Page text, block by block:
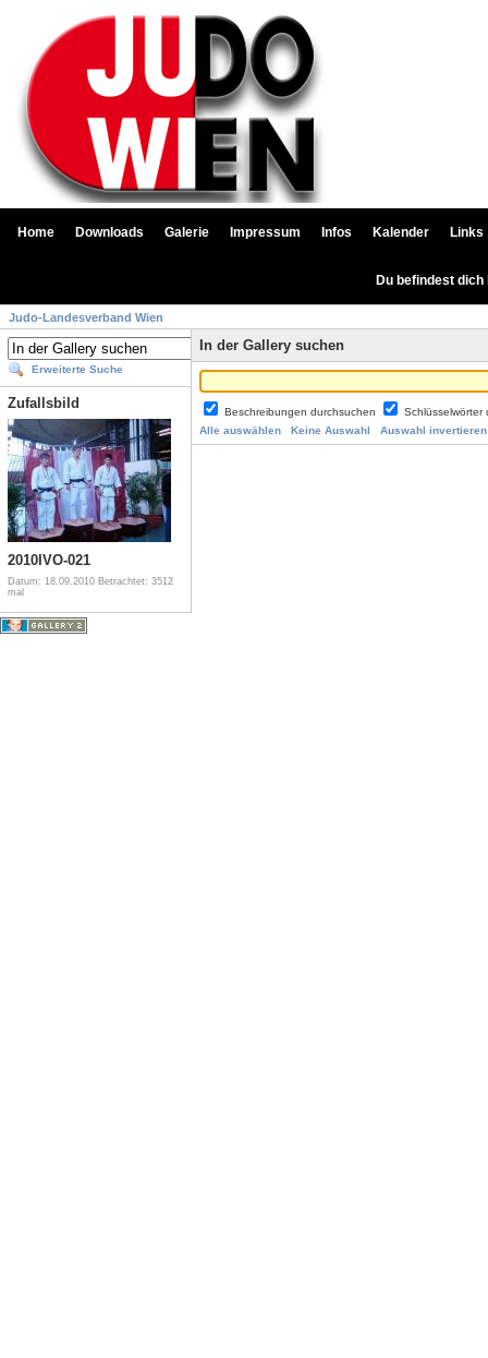
Home Downloads Galerie Impressum Infos Kalender Links
Du befindest
Judo-Landesverband Wien
Erweiterte Suche
Zufallsbild
2010IVO-021
Datum: 18.09.2010 Betrachtet: 3512
mal
In der Gallery suchen
Beschreibungen durchsuchen
Alle auswählen
Keine Auswahl Auswahl invertieren